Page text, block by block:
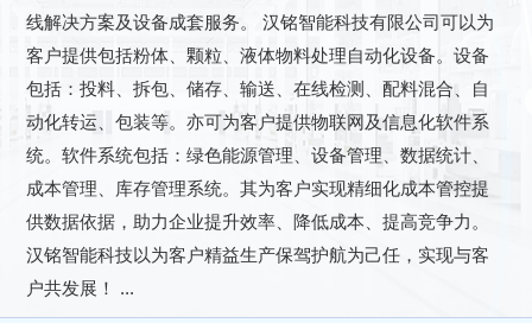
线解决方案及设备成套服务。 汉铭智能科技有限公司可以为
客户提供包括粉体、颗粒、液体物料处理自动化设备。设备
包括：投料、拆包、储存、输送、在线检测、配料混合、自
动化转运、包装等。亦可为客户提供物联网及信息化软件系
统。软件系统包括：绿色能源管理、设备管理、数据统计、
成本管理、库存管理系统。其为客户实现精细化成本管控提
供数据依据，助力企业提升效率、降低成本、提高竞争力。
汉铭智能科技以为客户精益生产保驾护航为己任，实现与客
户共发展！ ...